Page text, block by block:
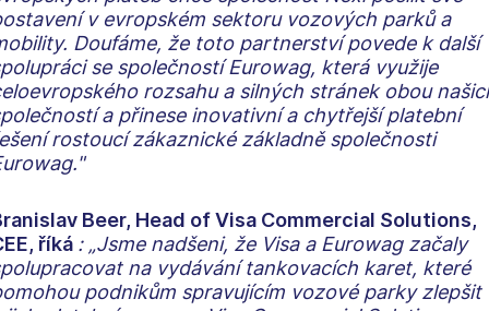
v evropském sektoru vozových parků a
Doufáme, že toto partnerství povede k další
se společností Eurowag, která využije
rozsahu a silných stránek obou
a přinese inovativní a chytřejší platební
rostoucí zákaznické základně společnosti
Beer, Head of Visa Commercial Solutions,
říká : „Jsme nadšeni, že Visa a Eurowag začaly
na vydávání tankovacích karet, které
podnikům spravujícím vozové parky zlepšit